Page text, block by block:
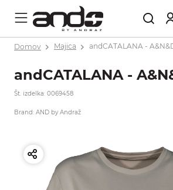
Domov Majica andCATALANA -
andCATALANA -
Št. izdelka: 0069458
Brand: AND by Andraž